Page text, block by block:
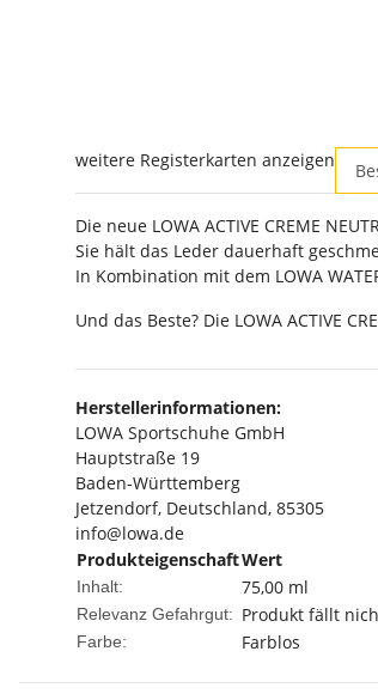
weitere Registerkarten anzeigen
Die neue LOWA ACTIVE CREME
Sie hält das Leder dauerhaft
In Kombination mit dem LOWA
Und das Beste? Die LOWA ACTIVE
Herstellerinformationen:
LOWA Sportschuhe GmbH
Hauptstraße 19
Baden-Württemberg
Jetzendorf, Deutschland, 85305
info@lowa.de
ProdukteigenschaftWert
Inhalt: 75,00 ml
Relevanz Gefahrgut: Produkt fällt
Farbe: Farblos